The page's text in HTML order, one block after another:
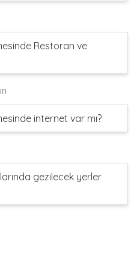
Restoran ve
internet var mı?
gezilecek yerler